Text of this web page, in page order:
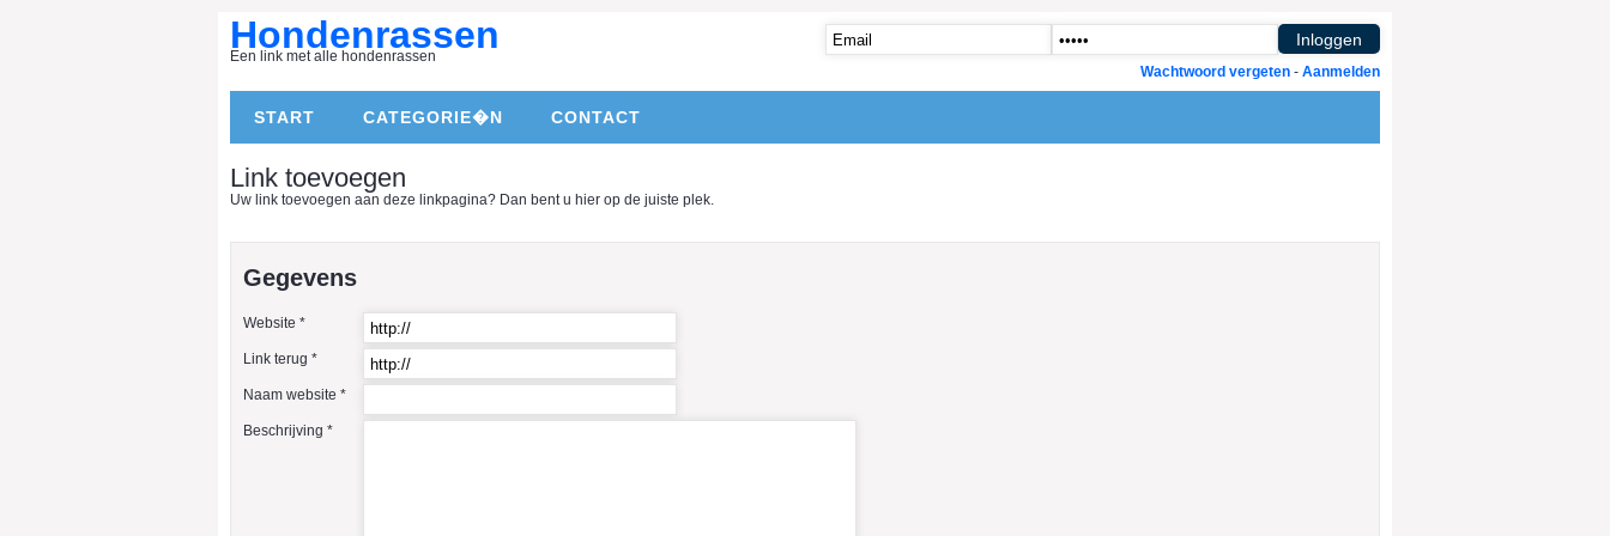
Hondenrassen
Een link met alle hondenrassen
START CATEGORIE�N CONTACT
Wachtwoord vergeten - Aanmelden
Link toevoegen
Uw link toevoegen aan deze linkpagina? Dan bent u hier op de juiste plek.
Gegevens
Website *
Link terug *
Naam website *
Beschrijving *